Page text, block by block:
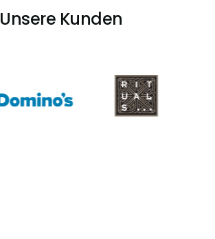
Unsere Kunden